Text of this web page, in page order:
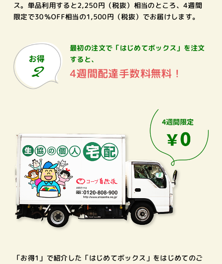
ス。単品利用すると2,250円（税抜）相当のところ、4週間
限定で30％OFF相当の1,500円（税抜）でお届けします。
最初の注文で 「はじめてボックス」を注文
すると、
4週間配達手数料無料！
「お得1」で紹介した「はじめてボックス」をはじめてのご